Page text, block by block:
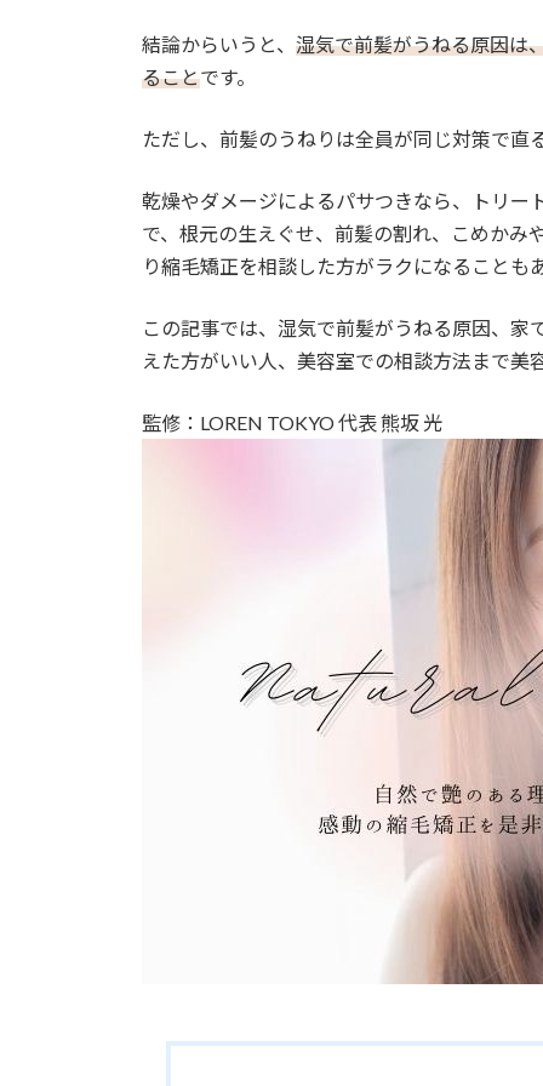
結論からいうと、 湿気で前髪がうねる原因は
ることです。
ただし、前髪のうねりは全員が同じ対策で直
乾燥やダメージによるパサつきなら、トリー
で、根元の生えぐせ、前髪の割れ、こめかみ
り縮毛矯正を相談した方がラクになることも
この記事では、湿気で前髪がうねる原因、
えた方がいい人、美容室での相談方法まで美
監修：LOREN TOKYO 代表 熊坂 光